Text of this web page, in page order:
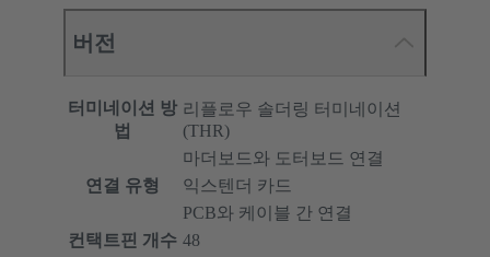
버전
터미네이션 방
법
리플로우 솔더링 터미네이션
(THR)
연결 유형
마더보드와 도터보드 연결
익스텐더 카드
PCB와 케이블 간 연결
컨택트핀 개수 48